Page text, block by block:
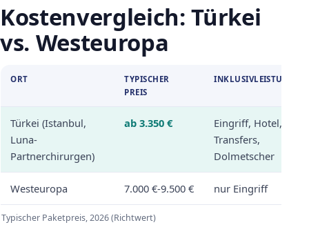
Kostenvergleich: Türkei
vs. Westeuropa
Typischer Paketpreis, 2026 (Richtwert)
ORT
TYPISCHER
PREIS
INKLUSIVLEISTUNGEN
Türkei (Istanbul,
Luna-
Partnerchirurgen)
ab 3.350 €
Eingriff, Hotel,
Transfers,
Dolmetscher
Westeuropa 7.000 €-9.500 € nur Eingriff